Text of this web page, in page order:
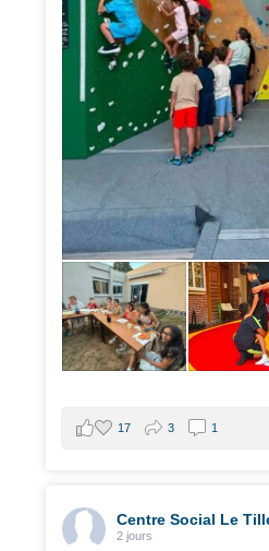
17 3 1
Centre Social Le
2 jours